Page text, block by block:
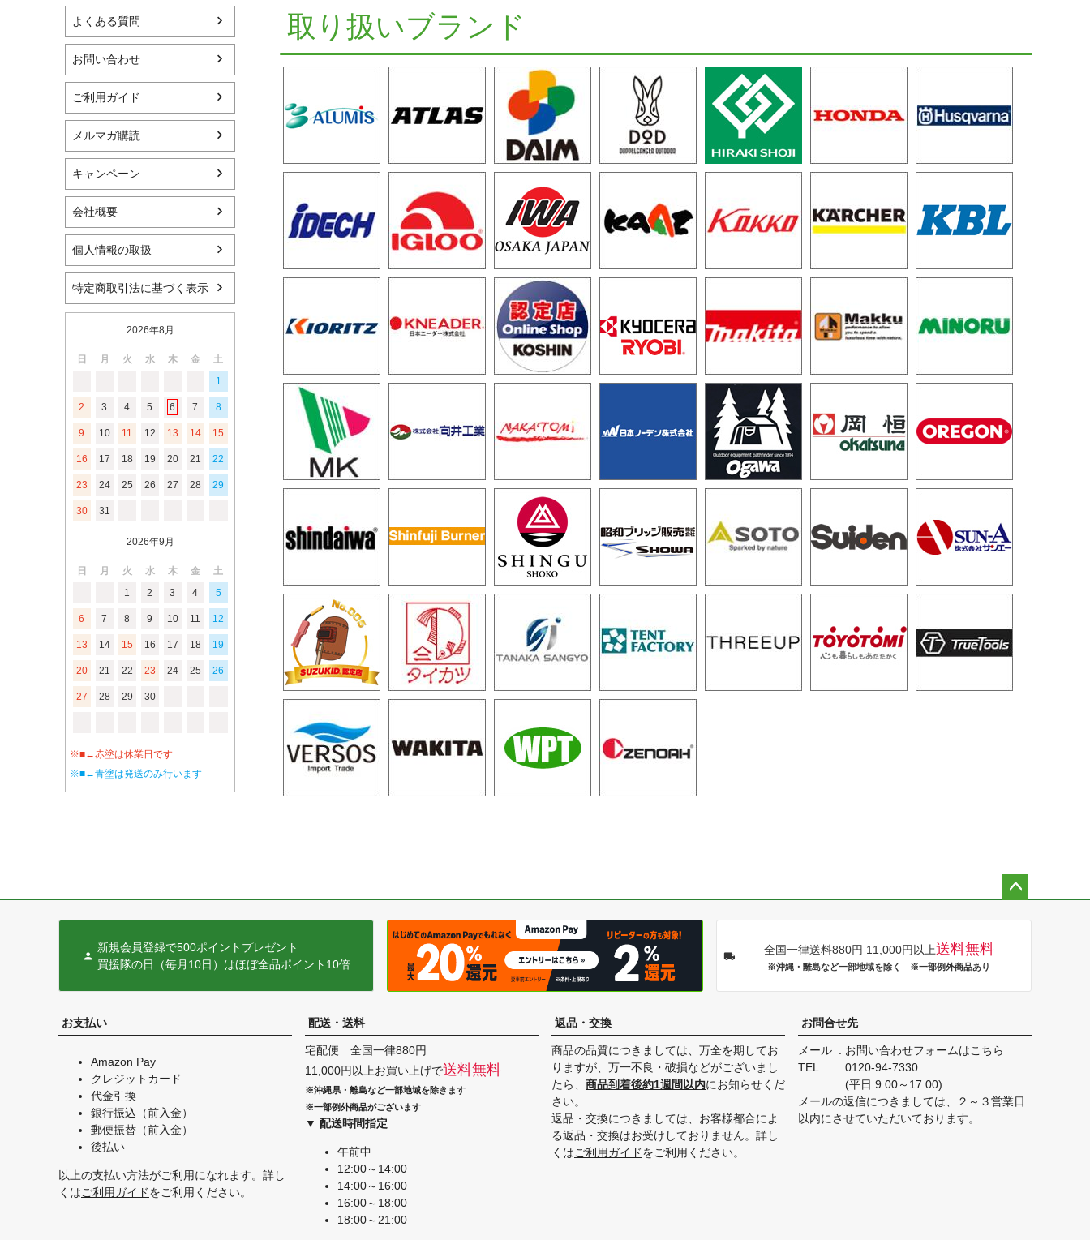
よくある質問
お問い合わせ
ご利用ガイド
メルマガ購読
キャンペーン
会社概要
個人情報の取扱
特定商取引法に基づく表示
2026年8月
日 月 火 水 木 金
土
1
2 3 4 5 6 7 8
9 10 11 12 13 14 15
16 17 18 19 20 21 22
23 24 25 26 27 28 29
30 31
2026年9月
日 月 火 水 木 金
土
1
2 3 4 5
6 7 8 9 10 11 12
13 14 15 16 17 18 19
20 21 22 23 24 25 26
27 28 29 30
※■←赤塗は休業日です
※■←青塗は発送のみ行います
取り扱いブランド
新規会員登録で500ポイントプレゼント
買援隊の日（毎月10日）はほぼ全品ポイント10倍
全国一律送料880円 11,000円以上送料無料
※沖縄・離島など一部地域を除く ※一部例外商品あり
お支払い
Amazon Pay
クレジットカード
代金引換
銀行振込（前入金）
郵便振替（前入金）
後払い
以上の支払い方法がご利用になれます。詳し
くはご利用ガイドをご利用ください。
配送・送料
宅配便 全国一律880円
11,000円以上お買い上げで送料無料
※沖縄県・離島など一部地域を除きます
※一部例外商品がございます
▼ 配送時間指定
午前中
12:00～14:00
14:00～16:00
16:00～18:00
18:00～21:00
返品・交換
商品の品質につきましては、万全を期してお
りますが、万一不良・破損などがございまし
たら、 商品到着後約1週間以内にお知らせくだ
さい。
返品・交換につきましては、お客様都合によ
る返品・交換はお受けしておりません。詳し
くはご利用ガイドをご利用ください。
お問合せ先
メール
お問い合わせフォームはこちら
TEL
0120-94-7330
(平日 9:00～17:00)
メールの返信につきましては、２～３営業日
以内にさせていただいております。